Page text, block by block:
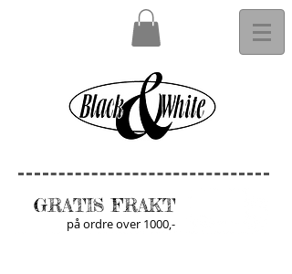
GRATIS FRAKT
på ordre over 1000,-